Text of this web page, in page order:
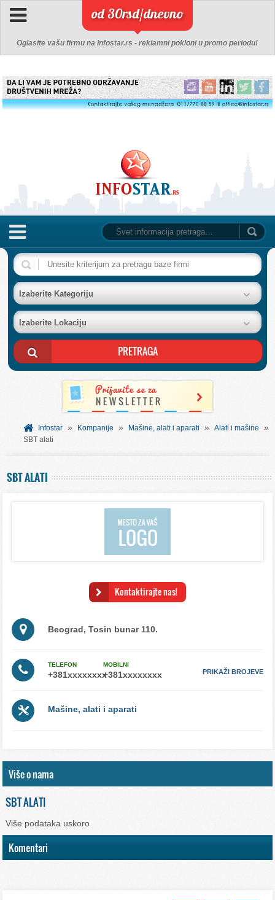
od 30rsd/dnevno
Oglasite vašu firmu na Infostar.rs - reklamni pokloni u promo periodu!
NASLOVNA
BAZA FIRMI
POSLOVNI OGLASI
AKCIJE I KATALOZI
BESPLATNI VAUČERI
SVET INFORMACIJA
Izaberite Kategoriju
Izaberite Lokaciju
Infostar » Kompanije » Mašine, alati i aparati » Alati i mašine »
SBT alati
SBT ALATI
Kontaktirajte nas!
Beograd, Tosin bunar 110.
TELEFON MOBILNI
PRIKAŽI BROJEVE
Mašine, alati i aparati
Više o nama
SBT ALATI
Više podataka uskoro
Komentari